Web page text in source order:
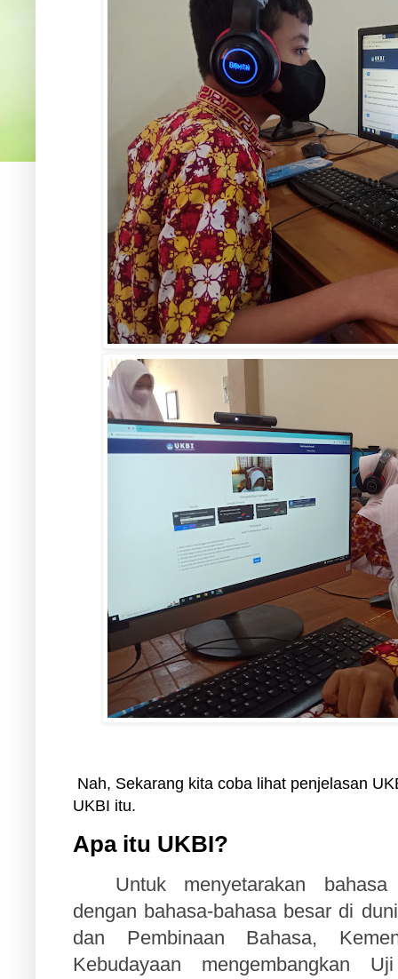
Nah, Sekarang kita coba lihat penjelasan
UKBI itu.
Apa itu UKBI?
Untuk menyetarakan
dengan bahasa-bahasa besar di
dan Pembinaan Bahasa,
Kebudayaan mengembangkan